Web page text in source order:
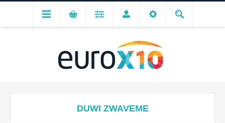
DUWI ZWAVEME